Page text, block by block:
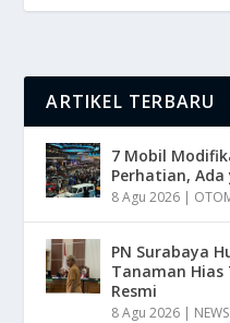
ARTIKEL TERBARU
7 Mobil
Perhatian,
8 Agu 2026 |
PN Surabaya
Tanaman
Resmi
8 Agu 2026 | NEWS